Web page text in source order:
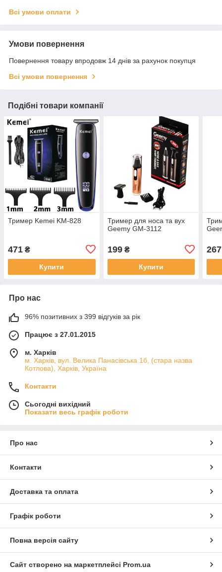
Всі умови оплати
Умови повернення
Повернення товару впродовж 14 днів за рахунок покупця
Всі умови повернення
Подібні товари компанії
Тример Kemei KM-828
471 ₴
Купити
Тример для носа та вух
Geemy GM-3112
199₴
Купити
267
Про нас
96% позитивних з 399 відгуків за рік
Працює з 27.01.2015
м. Харків
м. Харків, вул. Велика Панасівська 1б, (стара назва
Котлова), Харків, Україна
Контакти
Сьогодні вихідний
Показати весь графік роботи
Про нас
Контакти
Доставка та оплата
Графік роботи
Повна версія сайту
Сайт створено на маркетплейсі Prom.ua